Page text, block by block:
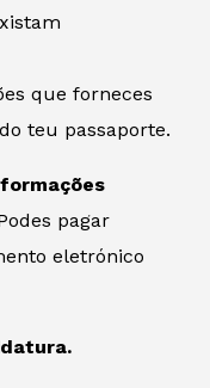
que forneces
teu passaporte.
pagar
eletrónico